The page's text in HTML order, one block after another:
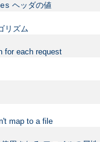
ヘッダの値
リズム
for each request
map to a file